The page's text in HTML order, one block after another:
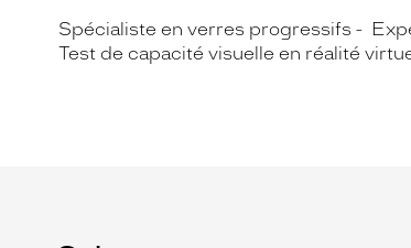
Spécialiste en verres progressifs
Test de capacité visuelle en réalité